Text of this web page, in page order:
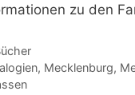
zu den
, Mecklenburg,